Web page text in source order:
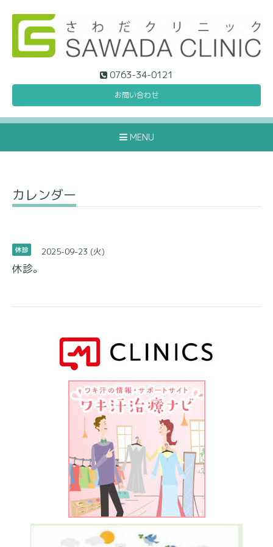
0763-34-0121
お問い合わせ
MENU
カレンダー
休診 2025-09-23 (火)
休診。